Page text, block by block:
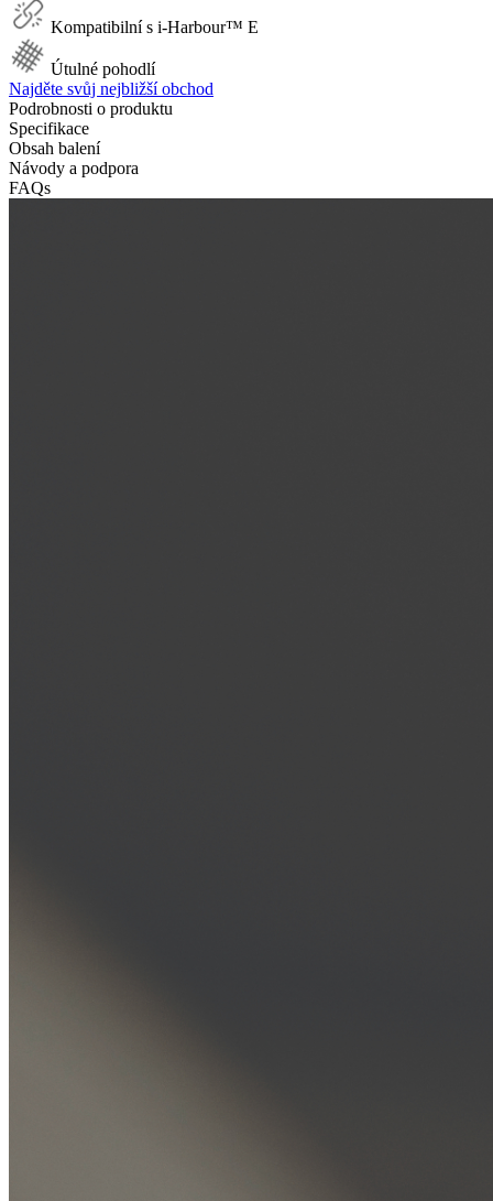
Kompatibilní s i-Harbour™ E
Útulné pohodlí
Najděte svůj nejbližší obchod
Podrobnosti o produktu
Specifikace
Obsah balení
Návody a podpora
FAQs